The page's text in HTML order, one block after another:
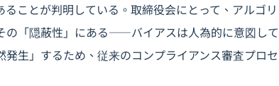
ことが判明している。取締役会にとって、アルゴリ
の「隠蔽性」にある――バイアスは人為的に意図して
生」するため、従来のコンプライアンス審査プロセ